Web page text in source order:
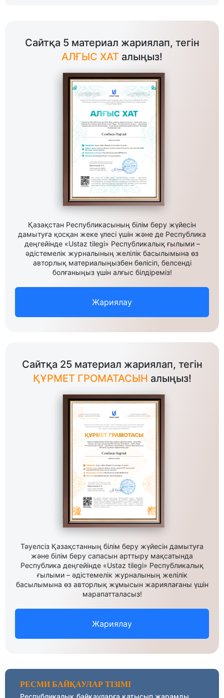
Сайтқа 5 материал жариялап, тегін
АЛҒЫС ХАТ алыңыз!
Қазақстан Республикасының білім беру жүйесін
дамытуға қосқан жеке үлесі үшін және де Республика
деңгейінде «Ustaz tilegi» Республикалық ғылыми –
әдістемелік журналының желілік басылымына өз
авторлық материалыңызбен бөлісіп, белсенді
болғаныңыз үшін алғыс білдіреміз!
Жариялау
Сайтқа 25 материал жариялап, тегін
ҚҰРМЕТ ГРОМАТАСЫН алыңыз!
Тәуелсіз Қазақстанның білім беру жүйесін дамытуға
және білім беру сапасын арттыру мақсатында
Республика деңгейінде «Ustaz tilegi» Республикалық
ғылыми – әдістемелік журналының желілік
басылымына өз авторлық жұмысын жариялағаны үшін
марапатталасыз!
Жариялау
РЕСМИ БАЙҚАУЛАР ТІЗІМІ
Республикалық байқауларға қатысып жарамды